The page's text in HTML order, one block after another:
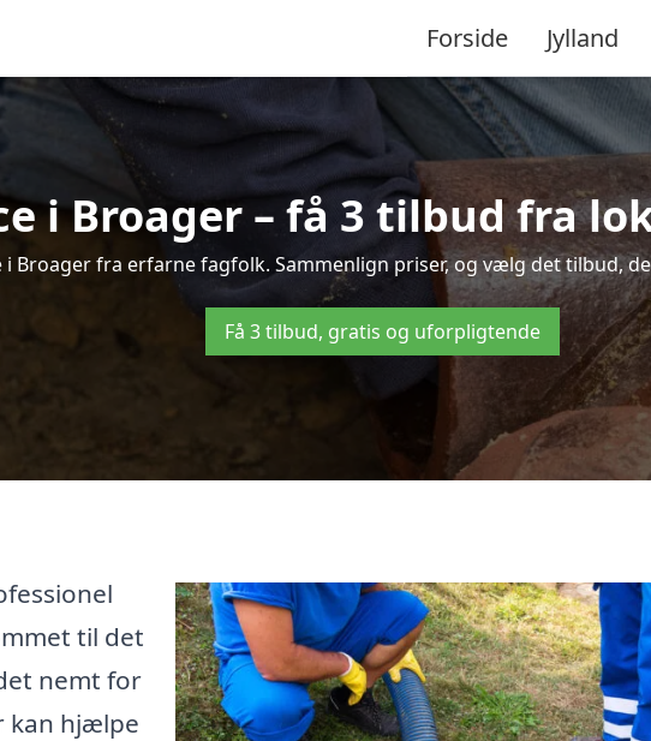
Forside Jylland
i Broager – få 3 tilbud fra
i Broager fra erfarne fagfolk. Sammenlign priser, og vælg det tilbud,
Få 3 tilbud, gratis og uforpligtende
til det
nemt for
kan hjælpe